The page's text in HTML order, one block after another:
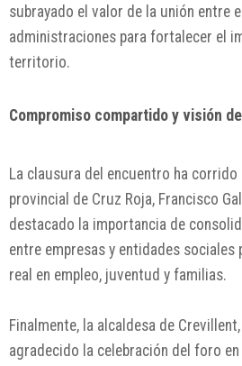
subrayado el valor de la unión entre
administraciones para fortalecer el
territorio.
Compromiso compartido y visión
La clausura del encuentro ha
provincial de Cruz Roja, Francisco
destacado la importancia de
entre empresas y entidades sociales
real en empleo, juventud y familias.
Finalmente, la alcaldesa de
agradecido la celebración del foro